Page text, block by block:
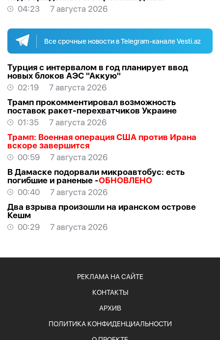
04:23
7 августа 2026
Все срочные новости в Telegram-канале Vesti.az
Турция с интервалом в год планирует ввод
новых блоков АЭС "Аккую"
02:19
7 августа 2026
Трамп прокомментировал возможность
поставок ракет-перехватчиков Украине
01:35
7 августа 2026
Трамп: Военная операция США против Ирана
вскоре завершится
00:59
7 августа 2026
В Дамаске подорвали микроавтобус: есть
погибшие и раненые -ОБНОВЛЕНО
00:40
7 августа 2026
Два взрыва произошли на иранском острове
Кешм
00:29
7 августа 2026
РЕКЛАМА НА САЙТЕ
КОНТАКТЫ
АРХИВ
ПОЛИТИКА КОНФИДЕНЦИАЛЬНОСТИ